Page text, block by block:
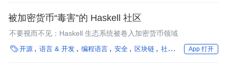
被加密货币“毒害”的 Haskell 社区
不要视而不见：Haskell 生态系统被卷入加密货币领域
开源 语言 & 开发 编程语言 安全 区块链 社区 框架 银行
App 打开